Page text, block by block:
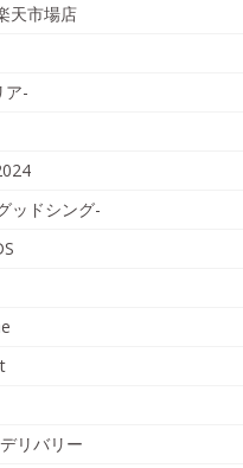
天市場店
ア-
ッドシング-
リバリー